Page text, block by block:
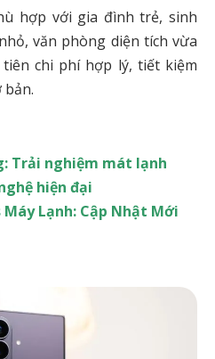
hợp với gia đình trẻ, sinh
văn phòng diện tích vừa
chi phí hợp lý, tiết kiệm
bản.
Trải nghiệm mát lạnh
hiện đại
Máy Lạnh: Cập Nhật Mới